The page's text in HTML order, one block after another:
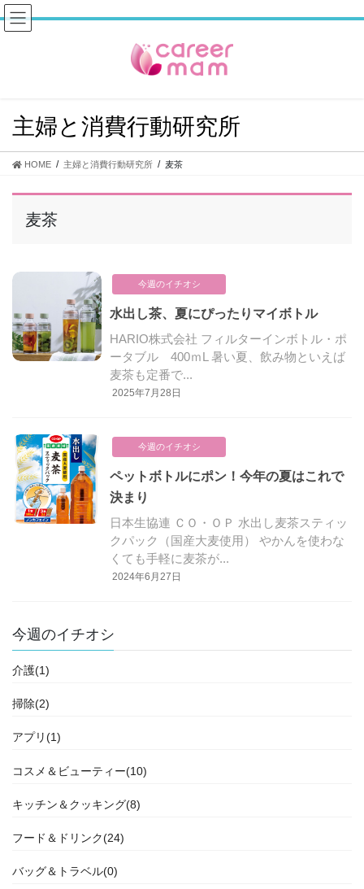
コ
ン
プ
ナ
ビ
動
主婦と消費行動研究所
HOME 主婦と消費行動研究所 麦茶
麦茶
今週のイチオシ
2025年7月28日
水出し茶、夏にぴったりマイボトル
HARIO株式会社 フィルターインボトル・ポ
ータブル 400ｍL 暑い夏、飲み物といえば
麦茶も定番で...
今週のイチオシ
2024年6月27日
ペットボトルにポン！今年の夏はこれで
決まり
日本生協連 ＣＯ・ＯＰ 水出し麦茶スティッ
クパック（国産大麦使用） やかんを使わな
くても手軽に麦茶が...
今週のイチオシ
介護(1)
掃除(2)
アプリ(1)
コスメ＆ビューティー(10)
キッチン＆クッキング(8)
フード＆ドリンク(24)
バッグ＆トラベル(0)